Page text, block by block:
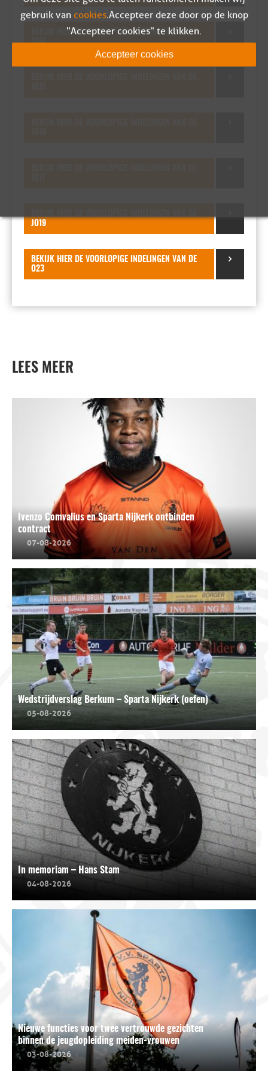
BEKIJK HIER DE VOORLOPIGE INDELINGEN VAN DE
JO14
JO19
BEKIJK HIER DE VOORLOPIGE INDELINGEN VAN DE
O23
LEES MEER
Ivenzo Comvalius en Sparta Nijkerk ontbinden
contract
07-08-2026
Wedstrijdverslag Berkum – Sparta Nijkerk (oefen)
05-08-2026
In memoriam – Hans Stam
04-08-2026
Nieuwe functies voor twee vertrouwde gezichten
binnen de jeugdopleiding meiden-vrouwen
03-08-2026
gebruik van cookies. Accepteer deze door op de knop
"Accepteer cookies" te klikken.
Accepteer cookies